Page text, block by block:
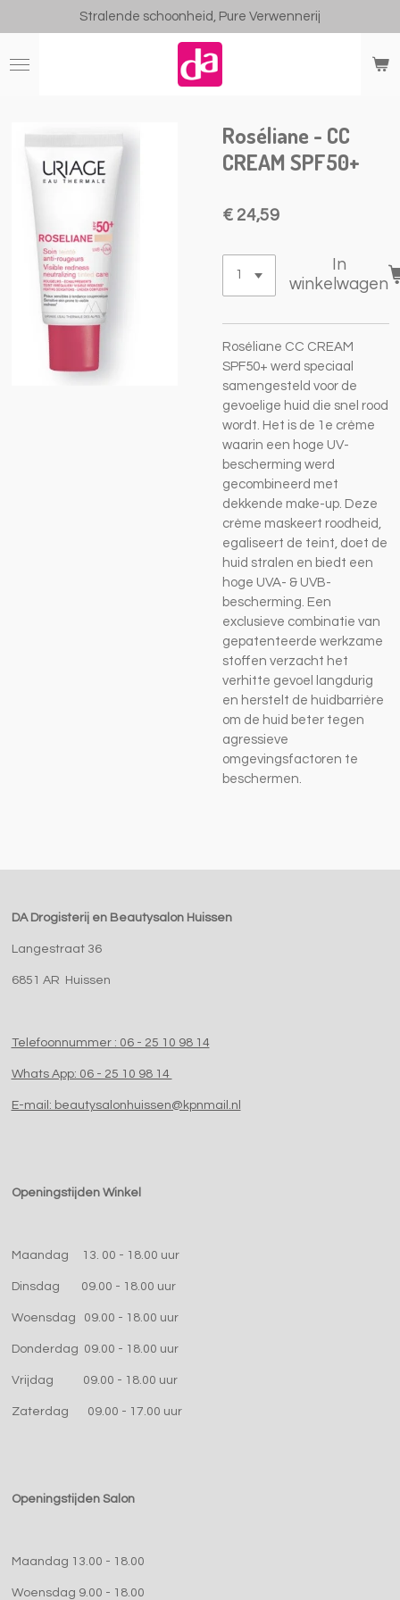
direct
naar
Stralende schoonheid, Pure Verwennerij
Roséliane - CC
CREAM SPF50+
€ 24,59
In
winkelwagen
Roséliane CC CREAM
SPF50+ werd speciaal
samengesteld voor de
gevoelige huid die snel rood
wordt. Het is de 1e crème
waarin een hoge UV-
bescherming werd
gecombineerd met
dekkende make-up. Deze
crème maskeert roodheid,
egaliseert de teint, doet de
huid stralen en biedt een
hoge UVA- & UVB-
bescherming. Een
exclusieve combinatie van
gepatenteerde werkzame
stoffen verzacht het
verhitte gevoel langdurig
en herstelt de huidbarrière
om de huid beter tegen
agressieve
omgevingsfactoren te
beschermen.
DA Drogisterij en Beautysalon Huissen
Langestraat 36
6851 AR Huissen
Telefoonnummer : 06 - 25 10 98 14
Whats App: 06 - 25 10 98 14
E-mail: beautysalonhuissen@kpnmail.nl
Openingstijden Winkel
Maandag 13. 00 - 18.00 uur
Dinsdag 09.00 - 18.00 uur
Woensdag 09.00 - 18.00 uur
Donderdag 09.00 - 18.00 uur
Vrijdag 09.00 - 18.00 uur
Zaterdag 09.00 - 17.00 uur
Openingstijden Salon
Maandag 13.00 - 18.00
Woensdag 9.00 - 18.00